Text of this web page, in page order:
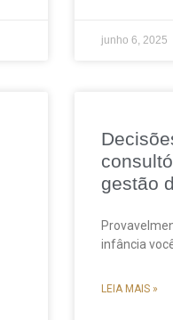
junho 6, 2025
gestão
infância
LEIA MAIS »